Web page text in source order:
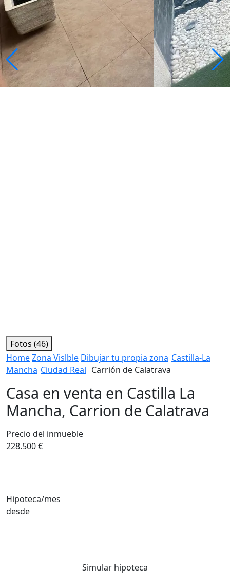
Fotos (46)
HomeZona Vislble Dibujar tu propia zona Castilla-La
Mancha Ciudad Real Carrión de Calatrava
Casa en venta en Castilla La
Mancha, Carrion de Calatrava
Precio del inmueble
228.500 €
Hipoteca/mes
desde
Simular hipoteca